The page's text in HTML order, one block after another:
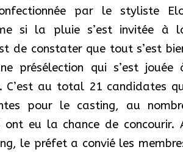
par le styliste
si la pluie s’est invitée à
de constater que tout s’est
présélection qui s’est jouée
C’est au total 21 candidates
pour le casting, au
ont eu la chance de concourir.
le préfet a convié les